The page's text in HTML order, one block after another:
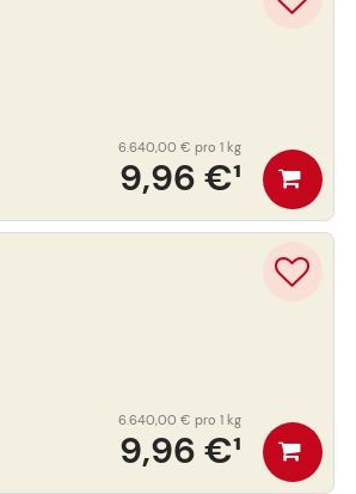
9,96 €¹
6.640,00 € pro 1 kg
9,96 €¹
6.640,00 € pro 1 kg